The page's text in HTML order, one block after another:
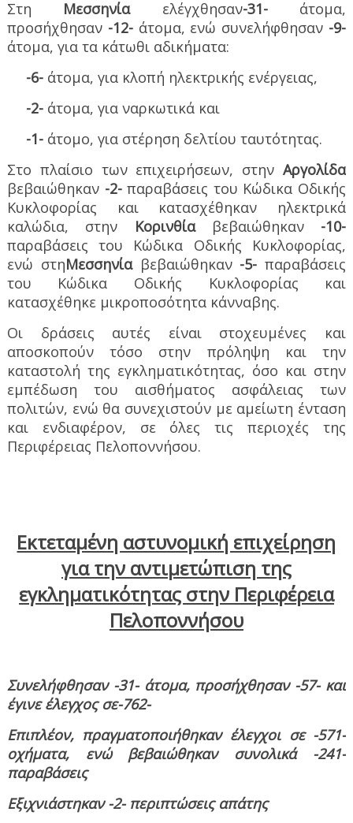
Στη Μεσσηνίαελέγχθησαν-31- άτομα,
προσήχθησαν -12-άτομα, ενώ συνελήφθησαν -9-
άτομα, για τα κάτωθι αδικήματα:
-6-άτομα, για κλοπή ηλεκτρικής ενέργειας,
-2-άτομα, για ναρκωτικά και
-1-άτομο, για στέρηση δελτίου ταυτότητας.
Στο πλαίσιο των επιχειρήσεων, στηνΑργολίδα
βεβαιώθηκαν -2-παραβάσεις του Κώδικα Οδικής
Κυκλοφορίας και κατασχέθηκαν ηλεκτρικά
καλώδια, στην
Κορινθία βεβαιώθηκαν -10-
παραβάσεις του Κώδικα Οδικής Κυκλοφορίας,
ενώ στηΜεσσηνία βεβαιώθηκαν -5- παραβάσεις
του Κώδικα Οδικής Κυκλοφορίας και
κατασχέθηκε μικροποσότητα κάνναβης.
Οι δράσεις αυτές είναι στοχευμένες και
αποσκοπούν τόσο στην πρόληψη και την
καταστολή της εγκληματικότητας, όσο και στην
εμπέδωση του αισθήματος ασφάλειας των
πολιτών, ενώ θα συνεχιστούν με αμείωτη ένταση
και ενδιαφέρον, σε όλες τις περιοχές της
Περιφέρειας Πελοποννήσου.
Εκτεταμένη αστυνομική επιχείρηση
για την αντιμετώπιση της
εγκληματικότητας στην Περιφέρεια
Πελοποννήσου
Συνελήφθησαν -31- άτομα, προσήχθησαν -57- και
έγινε έλεγχος σε-762-
Επιπλέον, πραγματοποιήθηκαν έλεγχοι σε -571-
οχήματα, ενώ βεβαιώθηκαν συνολικά -241-
παραβάσεις
Εξιχνιάστηκαν -2- περιπτώσεις απάτης